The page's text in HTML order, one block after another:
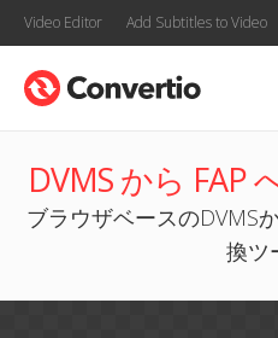
Video Editor Add Subtitles to Video
DVMS から FAP
ブラウザベースのDVMS
換ツ